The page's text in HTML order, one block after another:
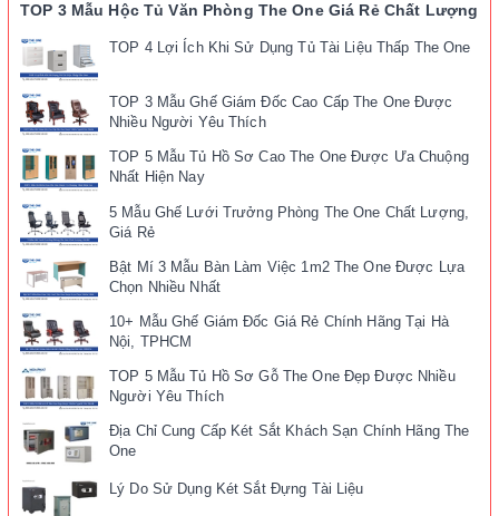
TOP 3 Mẫu Hộc Tủ Văn Phòng The One Giá Rẻ Chất Lượng
TOP 4 Lợi Ích Khi Sử Dụng Tủ Tài Liệu Thấp The One
TOP 3 Mẫu Ghế Giám Đốc Cao Cấp The One Được
Nhiều Người Yêu Thích
TOP 5 Mẫu Tủ Hồ Sơ Cao The One Được Ưa Chuộng
Nhất Hiện Nay
5 Mẫu Ghế Lưới Trưởng Phòng The One Chất Lượng,
Giá Rẻ
Bật Mí 3 Mẫu Bàn Làm Việc 1m2 The One Được Lựa
Chọn Nhiều Nhất
10+ Mẫu Ghế Giám Đốc Giá Rẻ Chính Hãng Tại Hà
Nội, TPHCM
TOP 5 Mẫu Tủ Hồ Sơ Gỗ The One Đẹp Được Nhiều
Người Yêu Thích
Địa Chỉ Cung Cấp Két Sắt Khách Sạn Chính Hãng The
One
Lý Do Sử Dụng Két Sắt Đựng Tài Liệu